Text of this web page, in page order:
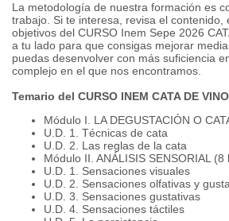
La metodología de nuestra formación es
trabajo. Si te interesa, revisa el contenido,
objetivos del CURSO Inem Sepe 2026
a tu lado para que consigas mejorar
puedas desenvolver con más suficiencia
complejo en el que nos encontramos.
Temario del CURSO INEM CATA DE
Módulo I. LA DEGUSTACIÓN O
U.D. 1. Técnicas de cata
U.D. 2. Las reglas de la cata
Módulo II. ANÁLISIS SENSORIAL (8
U.D. 1. Sensaciones visuales
U.D. 2. Sensaciones olfativas y
U.D. 3. Sensaciones gustativas
U.D. 4. Sensaciones táctiles